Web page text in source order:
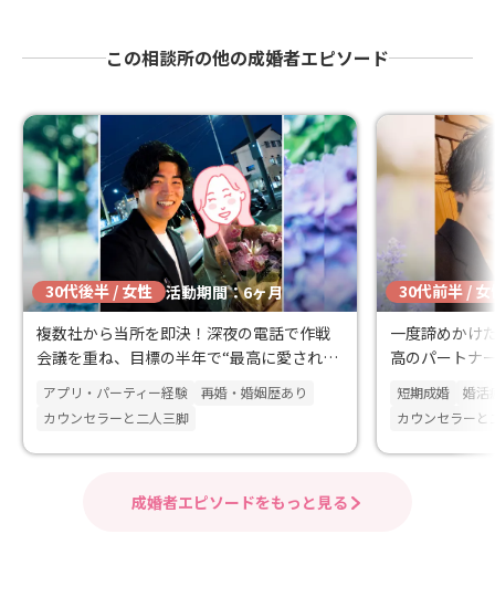
この相談所の他の成婚者エピソード
30代後半 / 女性 活動期間：6ヶ月
複数社から当所を即決！深夜の電話で作戦
会議を重ね、目標の半年で“最高に愛され
る”ご成婚を叶えた30代女性
アプリ・パーティー経験
再婚・婚姻歴あり
カウンセラーと二人三脚
30代前半 / 女
一度諦めかけ
高のパートナ
短期成婚
婚活
カウンセラーと
成婚者エピソードをもっと見る